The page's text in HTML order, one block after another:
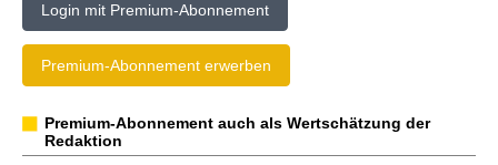
Login mit Premium-Abonnement
Premium-Abonnement erwerben
Premium-Abonnement auch als Wertschätzung der
Redaktion